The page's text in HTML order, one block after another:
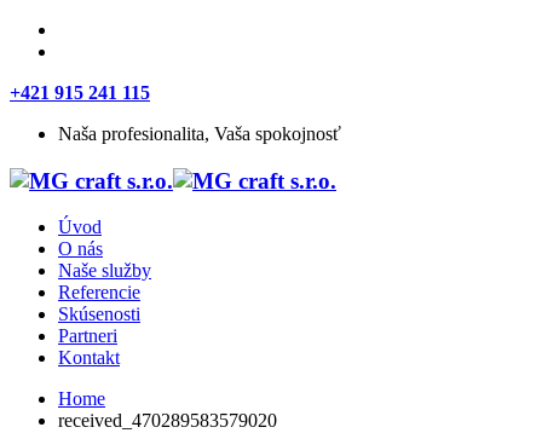
+421 915 241 115
Naša profesionalita, Vaša spokojnosť
Úvod
O nás
Naše služby
Referencie
Skúsenosti
Partneri
Kontakt
Home
received_470289583579020